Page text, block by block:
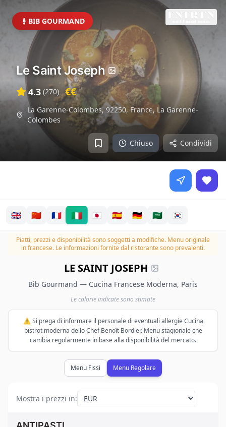
BIB GOURMAND
Chiuso Condividi
Le Saint Joseph
4.3 (270) €€
La Garenne-Colombes, 92250, France, La Garenne-
Colombes
🇬🇧 🇨🇳 🇫🇷 🇮🇹 🇯🇵 🇪🇸 🇩🇪 🇸🇦 🇰🇷
Piatti, prezzi e disponibilità sono soggetti a modifiche. Menu originale
in francese. Le informazioni fornite dal ristorante sono prevalenti.
LE SAINT JOSEPH
Bib Gourmand — Cucina Francese Moderna, Paris
Le calorie indicate sono stimate
⚠️ Si prega di informare il personale di eventuali allergie Cucina
bistrot moderna dello Chef Benoît Bordier. Menu stagionale che
cambia regolarmente in base alla disponibilità del mercato.
Menu Fissi Menu Regolare
Mostra i prezzi in: